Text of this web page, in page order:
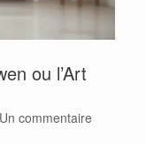
ou l’Art
Un commentaire